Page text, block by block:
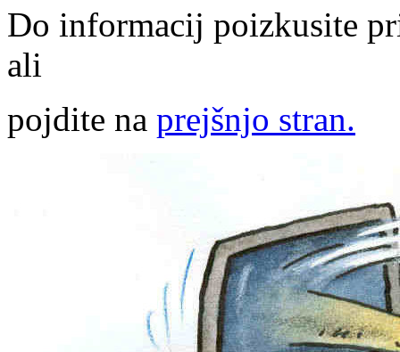
Do informacij poizkusite
ali
pojdite na prejšnjo stran.